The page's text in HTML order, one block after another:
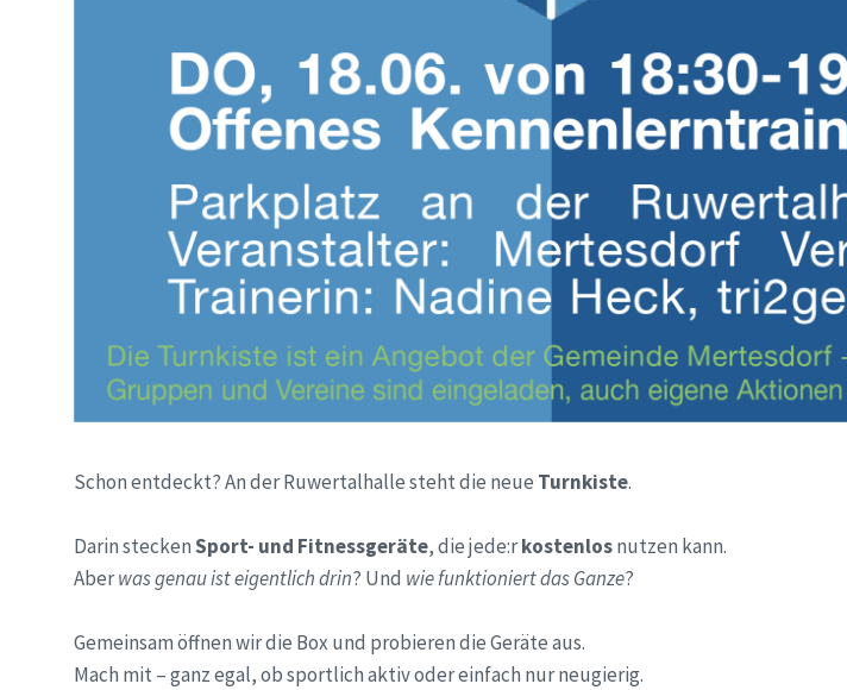
Schon entdeckt? An der Ruwertalhalle steht die neue Turnkiste.
Darin steckenSport- und Fitnessgeräte, die jede:rkostenlosnutzen kann.
Aberwas genau ist eigentlich drin? Und wie funktioniert das Ganze?
Gemeinsam öffnen wir die Box und probieren die Geräte aus.
Mach mit – ganz egal, ob sportlich aktiv oder einfach nur neugierig.